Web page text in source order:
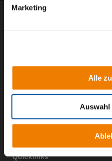
Marketing
Alle
Auswahl
Hauptstraße 14, 49457
info@kb-homeandliving.de
Fon 05445 – 98 47 26 20
folge uns auf Facebook
folge uns auf Instagram
Quicklinks